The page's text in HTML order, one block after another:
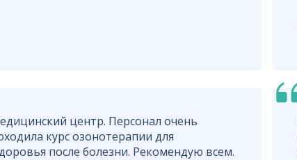
центр. Персонал очень
курс озонотерапии для
после болезни. Рекомендую всем.